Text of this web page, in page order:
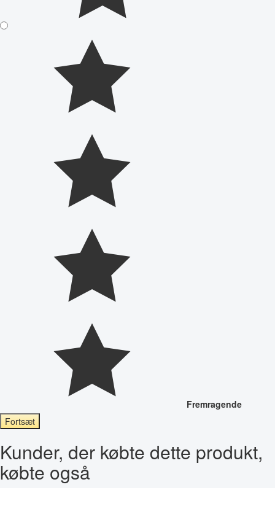
Fremragende
Fortsæt
Kunder, der købte dette produkt,
købte også